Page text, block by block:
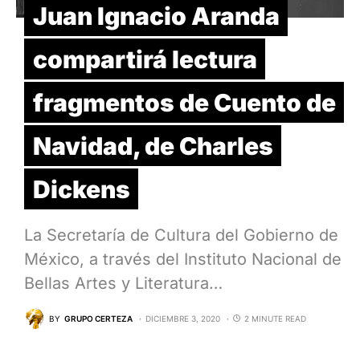
Juan Ignacio Aranda
compartirá lectura
fragmentos de Cuento de
Navidad, de Charles
Dickens
La Secretaría de Cultura del Gobierno de
México, a través del Instituto Nacional de
Bellas Artes y Literatura…
BY GRUPO CERTEZA DICIEMBRE 3, 2020 2 MINUTE READ